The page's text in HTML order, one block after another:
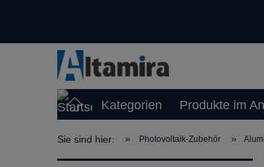
Kategorien Produkte im
Sie sind hier: » Photovoltaik-Zubehör »